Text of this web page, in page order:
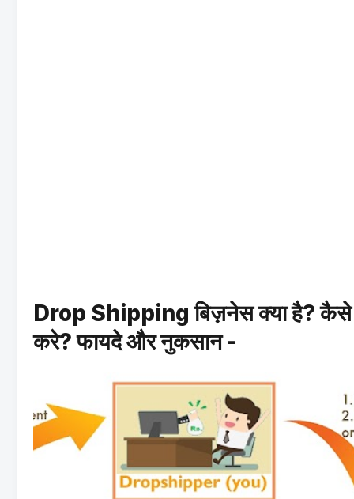
Drop Shipping बिज़नेस क्या है? कैसे
करे? फायदे और नुकसान -